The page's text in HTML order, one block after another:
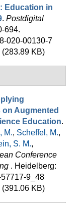
Education in
. Postdigital
694.
020-00130-7
(283.89 KB)
Augmented
Education.
M., Scheffel, M.,
S. M.,
Conference
. Heidelberg:
9_48
(391.06 KB)